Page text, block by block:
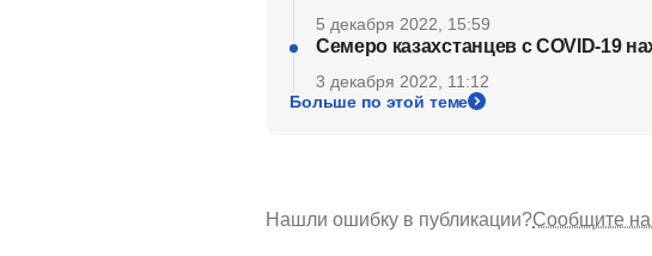
5 декабря 2022, 15:59
Семеро казахстанцев с COVID-19
3 декабря 2022, 11:12
Больше по этой теме
Нашли ошибку в публикации?Сообщите